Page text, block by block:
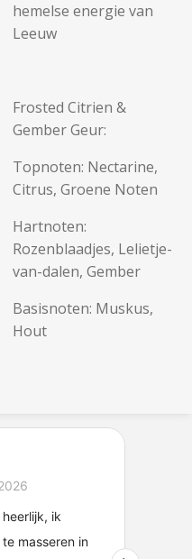
hemelse energie van
Leeuw
Frosted Citrien &
Gember Geur:
Topnoten: Nectarine,
Citrus, Groene Noten
Hartnoten:
Rozenblaadjes, Lelietje-
van-dalen, Gember
Basisnoten: Muskus,
Hout